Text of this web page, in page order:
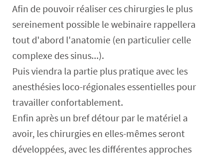
Afin de pouvoir réaliser ces chirurgies le plus
sereinement possible le webinaire rappellera
tout d'abord l'anatomie (en particulier celle
complexe des sinus...).
Puis viendra la partie plus pratique avec les
anesthésies loco-régionales essentielles pour
travailler confortablement.
Enfin après un bref détour par le matériel a
avoir, les chirurgies en elles-mêmes seront
développées, avec les différentes approches